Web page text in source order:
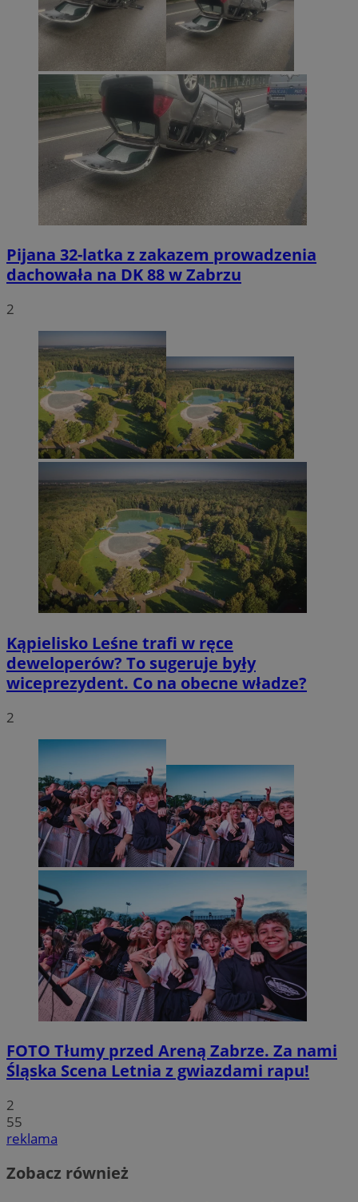
Pijana 32-latka z zakazem prowadzenia
dachowała na DK 88 w Zabrzu
2
Kąpielisko Leśne trafi w ręce
deweloperów? To sugeruje były
wiceprezydent. Co na obecne władze?
2
FOTO Tłumy przed Areną Zabrze. Za nami
Śląska Scena Letnia z gwiazdami rapu!
2
55
reklama
Zobacz również